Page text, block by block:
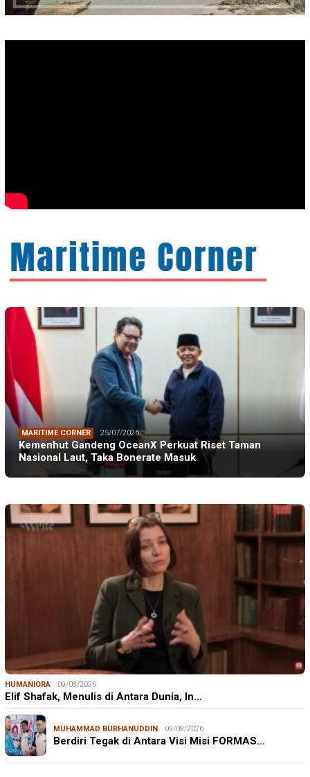
MARITIME CORNER 25/07/2026
Kemenhut Gandeng OceanX Perkuat Riset Taman
Nasional Laut, Taka Bonerate Masuk
HUMANIORA 09/08/2026
Elif Shafak, Menulis di Antara Dunia, In…
MUHAMMAD BURHANUDDIN 09/08/2026
Berdiri Tegak di Antara Visi Misi FORMAS…